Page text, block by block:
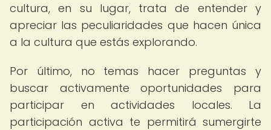
cultura, en su lugar, trata de entender y
apreciar las peculiaridades que hacen única
a la cultura que estás explorando.
Por último, no temas hacer preguntas y
buscar activamente oportunidades para
participar en actividades locales. La
participación activa te permitirá sumergirte